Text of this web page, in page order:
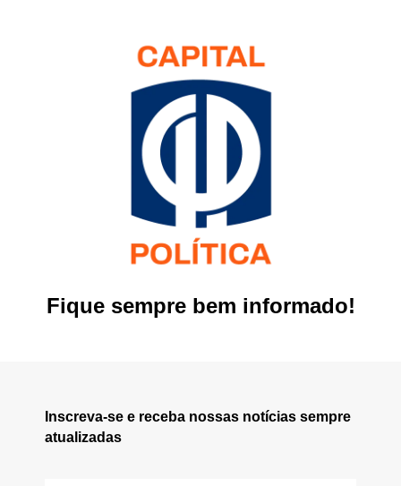
Fique sempre bem informado!
Inscreva-se e receba nossas notícias sempre
atualizadas